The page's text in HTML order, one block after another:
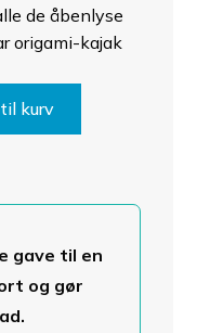
de åbenlyse
origami-kajak
kurv
gave til en
og gør